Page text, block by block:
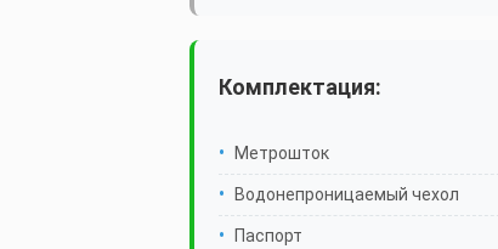
Комплектация:
Метрошток
Водонепроницаемый чехол
Паспорт